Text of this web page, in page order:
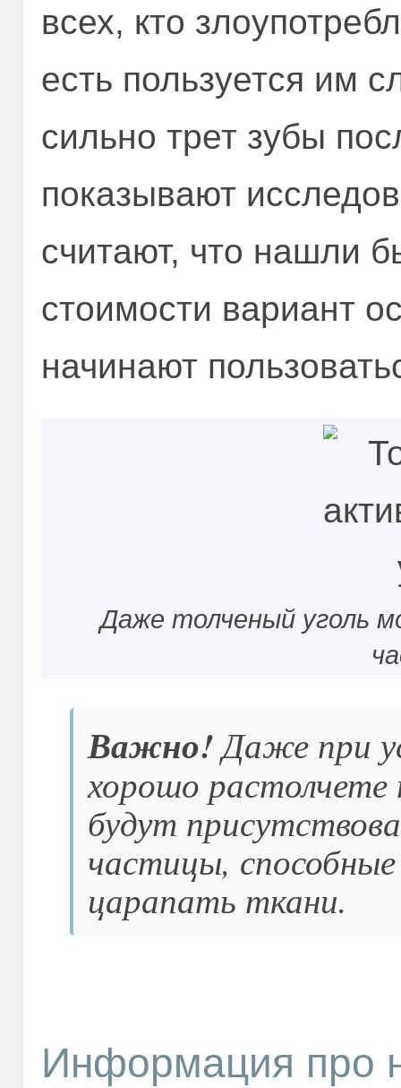
всех, кто
есть пользуется им
сильно трет зубы
показывают
считают, что нашли
стоимости вариант
начинают
Даже толченый уголь
Важно!Даже при
хорошо растолчете
будут
частицы,
царапать ткани.
Информация про